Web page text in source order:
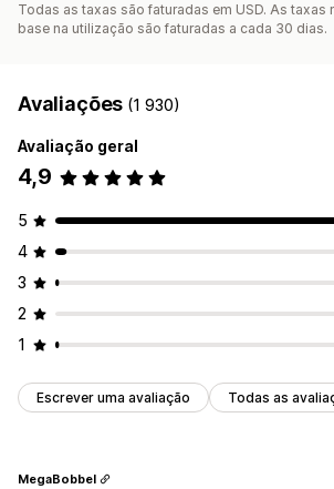
Todas as taxas são faturadas em USD. As taxas
base na utilização são faturadas a cada 30 dias.
Avaliações (1 930)
Avaliação geral
4,9
5
4
3
2
1
Escrever uma avaliação Todas as
MegaBobbel